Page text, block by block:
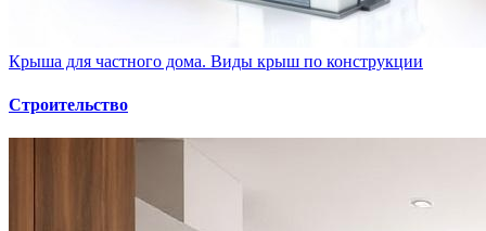
Крыша для частного дома. Виды крыш по конструкции
Строительство